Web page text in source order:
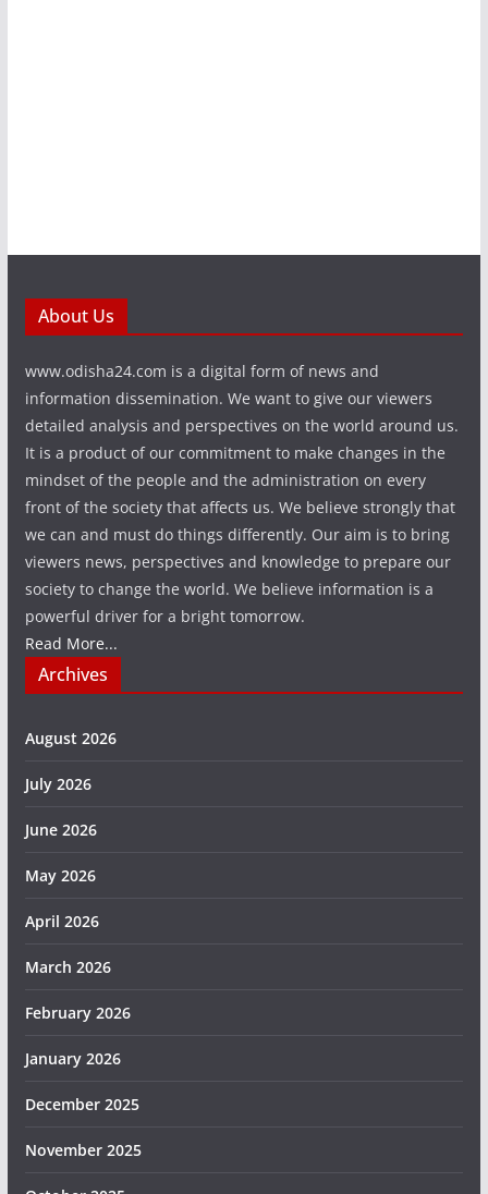
About Us
www.odisha24.com is a digital form of news and
information dissemination. We want to give our viewers
detailed analysis and perspectives on the world around us.
It is a product of our commitment to make changes in the
mindset of the people and the administration on every
front of the society that affects us. We believe strongly that
we can and must do things differently. Our aim is to bring
viewers news, perspectives and knowledge to prepare our
society to change the world. We believe information is a
powerful driver for a bright tomorrow.
Read More...
Archives
August 2026
July 2026
June 2026
May 2026
April 2026
March 2026
February 2026
January 2026
December 2025
November 2025